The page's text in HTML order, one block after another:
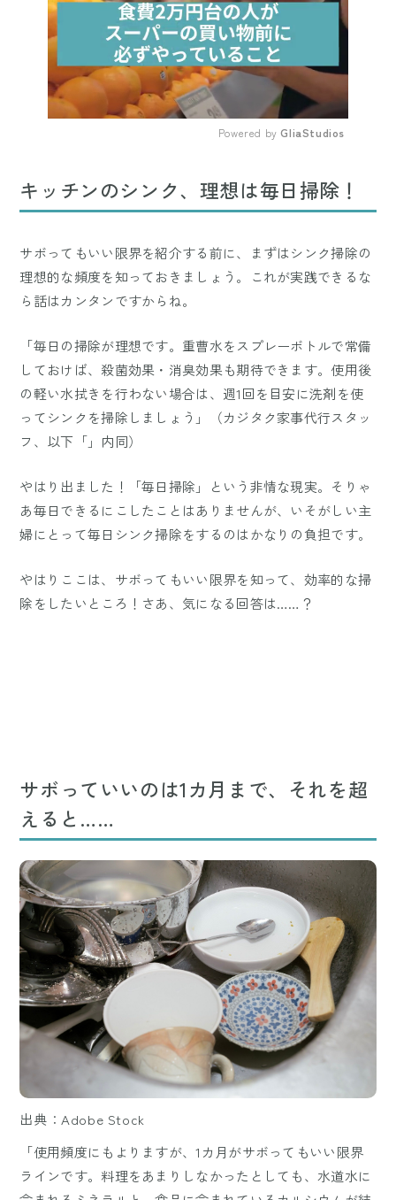
Powered by GliaStudios
キッチンのシンク、理想は毎日掃除！
サボってもいい限界を紹介する前に、まずはシンク掃除の
理想的な頻度を知っておきましょう。これが実践できるな
ら話はカンタンですからね。
「毎日の掃除が理想です。重曹水をスプレーボトルで常備
しておけば、殺菌効果・消臭効果も期待できます。使用後
の軽い水拭きを行わない場合は、週1回を目安に洗剤を使
ってシンクを掃除しましょう」（カジタク家事代行スタッ
フ、以下「」内同）
やはり出ました！「毎日掃除」という非情な現実。そりゃ
あ毎日できるにこしたことはありませんが、いそがしい主
婦にとって毎日シンク掃除をするのはかなりの負担です。
やはりここは、サボってもいい限界を知って、効率的な掃
除をしたいところ！さあ、気になる回答は……？
サボっていいのは1カ月まで、それを超
えると……
出典：Adobe Stock
「使用頻度にもよりますが、1カ月がサボってもいい限界
ラインです。料理をあまりしなかったとしても、水道水に